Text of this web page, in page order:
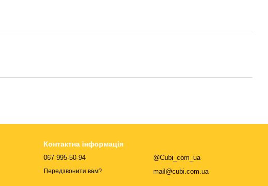
Контактна інформація
067 995-50-94
Передзвонити вам?
@Cubi_com_ua
mail@cubi.com.ua